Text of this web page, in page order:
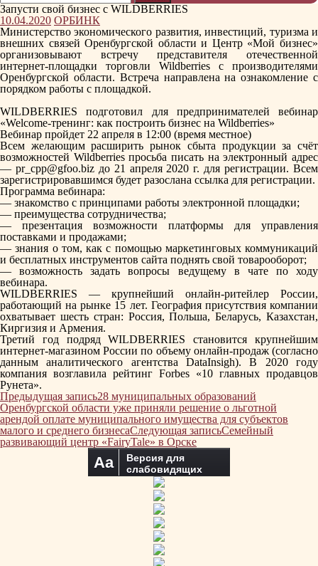
Запусти свой бизнес с WILDBERRIES
10.04.2020 ОРБИНК
Министерство экономического развития, инвестиций, туризма и
внешних связей Оренбургской области и Центр «Мой бизнес»
организовывают встречу представителя отечественной
интернет-площадки торговли Wildberries с производителями
Оренбургской области. Встреча направлена на ознакомление с
порядком работы с площадкой.
WILDBERRIES подготовил для предпринимателей вебинар
«Welcome-тренинг: как построить бизнес на Wildberries»
Вебинар пройдет 22 апреля в 12:00 (время местное)
Всем желающим расширить рынок сбыта продукции за счёт
возможностей Wildberries просьба писать на электронный адрес
— pr_cpp@gfoo.biz до 21 апреля 2020 г. для регистрации. Всем
зарегистрировавшимся будет разослана ссылка для регистрации.
Программа вебинара:
— знакомство с принципами работы электронной площадки;
— преимущества сотрудничества;
— презентация возможности платформы для управления
поставками и продажами;
— знания о том, как с помощью маркетинговых коммуникаций
и бесплатных инструментов сайта поднять свой товарооборот;
— возможность задать вопросы ведущему в чате по ходу
вебинара.
WILDBERRIES — крупнейший онлайн-ритейлер России,
работающий на рынке 15 лет. География присутствия компании
охватывает шесть стран: Россия, Польша, Беларусь, Казахстан,
Киргизия и Армения.
Третий год подряд WILDBERRIES становится крупнейшим
интернет-магазином России по объему онлайн-продаж (согласно
данным аналитического агентства DataInsigh). В 2020 году
компания возглавила рейтинг Forbes «10 главных продавцов
Рунета».
Навигация
по
записям
Предыдущая запись28 муниципальных образований
Оренбургской области уже приняли решение о льготной
арендой оплате муниципального имущества для субъектов
малого и среднего бизнесаСледующая записьСемейный
развивающий центр «FairyTale» в Орске
Aa
Версия для
слабовидящих